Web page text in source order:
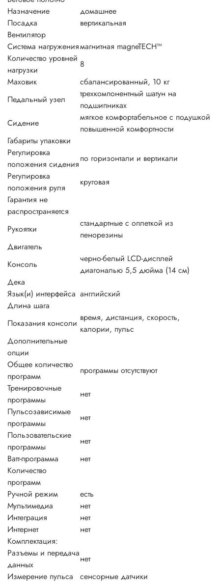
Назначение
домашнее
Посадка
вертикальная
Вентилятор
Система нагружениямагнитная magneTECH™
Количество уровней
нагрузки
8
Маховик
сбалансированный, 10 кг
Педальный узел
трехкомпонентный шатун на
подшипниках
Сидение
мягкое комфортабельное с подушкой
повышенной комфортности
Габариты упаковки
Регулировка
положения сидения
по горизонтали и вертикали
Регулировка
положения руля
круговая
Гарантия не
распространяется
Рукоятки
стандартные с оплеткой из
пенорезины
Двигатель
Консоль
черно-белый LCD-дисплей
диагональю 5,5 дюйма (14 см)
Дека
Язык(и) интерфейса английский
Длина шага
Показания консоли
время, дистанция, скорость,
калории, пульс
Дополнительные
опции
Общее количество
программ
программы отсутствуют
Тренировочные
программы
нет
Пульсозависимые
программы
нет
Пользовательские
программы
нет
Ватт-программа
нет
Количество
программ
Ручной режим
есть
Мультимедиа
нет
Интеграция
нет
Интернет
нет
Комплектация:
Разъемы и передача
данных
нет
Измерение пульса
сенсорные датчики